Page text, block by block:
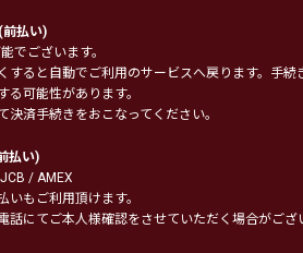
(前払い)
でございます。
すると自動でご利用のサービスへ戻ります。手続
る可能性があります。
済手続きをおこなってください。
払い)
/ AMEX
もご利用頂けます。
にてご本人様確認をさせていただく場合がござ